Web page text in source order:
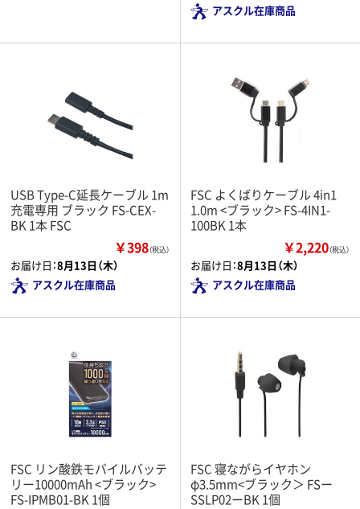
アスクル在庫商品
USB Type-C延長ケーブル 1m
充電専用 ブラック FS-CEX-
BK 1本 FSC
￥398（税込）
お届け日：8月13日（木）
アスクル在庫商品
FSC よくばりケーブル 4in1
1.0m <ブラック> FS-4IN1-
100BK 1本
￥2,220（税込）
お届け日：8月13日（木）
アスクル在庫商品
FSC リン酸鉄モバイルバッテ
リー10000mAh <ブラック>
FS-IPMB01-BK 1個
FSC 寝ながらイヤホン
φ3.5mm<ブラック＞ FSー
SSLP02ーBK 1個